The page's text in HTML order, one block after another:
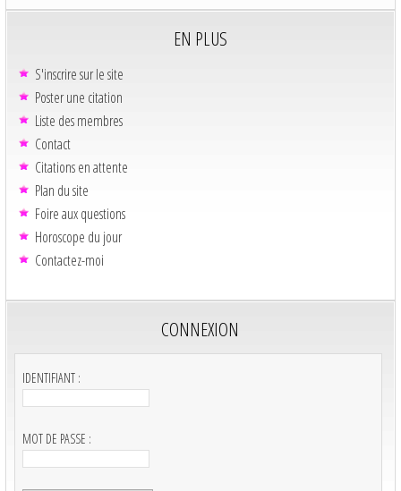
EN PLUS
S'inscrire sur le site
Poster une citation
Liste des membres
Contact
Citations en attente
Plan du site
Foire aux questions
Horoscope du jour
Contactez-moi
CONNEXION
IDENTIFIANT :
MOT DE PASSE :